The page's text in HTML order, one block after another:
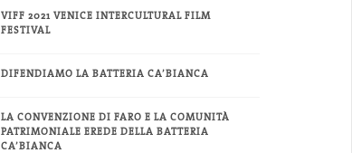
VIFF 2021 VENICE INTERCULTURAL FILM
FESTIVAL
DIFENDIAMO LA BATTERIA CA’BIANCA
LA CONVENZIONE DI FARO E LA COMUNITÀ
PATRIMONIALE EREDE DELLA BATTERIA
CA’BIANCA